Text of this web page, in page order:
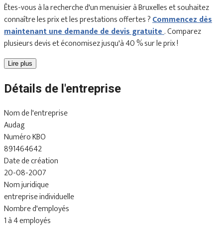
Êtes-vous à la recherche d'un menuisier à Bruxelles et souhaitez
connaître les prix et les prestations offertes ?Commencez dès
maintenant une demande de devis gratuite. Comparez
plusieurs devis et économisez jusqu'à 40 % sur le prix !
Lire plus
Détails de l'entreprise
Nom de l'entreprise
Audag
Numéro KBO
891464642
Date de création
20-08-2007
Nom juridique
entreprise individuelle
Nombre d'employés
1 à 4 employés